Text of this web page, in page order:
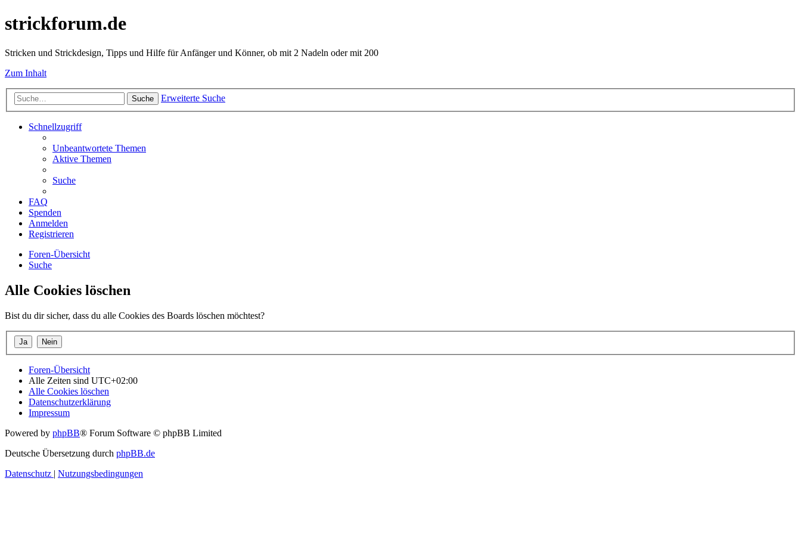
strickforum.de
Stricken und Strickdesign, Tipps und Hilfe für Anfänger und Könner, ob mit 2 Nadeln oder mit 200
Zum Inhalt
Suche Erweiterte Suche
Schnellzugriff
Unbeantwortete Themen
Aktive Themen
Suche
FAQ
Spenden
Anmelden
Registrieren
Foren-Übersicht
Suche
Alle Cookies löschen
Bist du dir sicher, dass du alle Cookies des Boards löschen möchtest?
Foren-Übersicht
Alle Zeiten sind UTC+02:00
Alle Cookies löschen
Datenschutzerklärung
Impressum
Powered by phpBB® Forum Software © phpBB Limited
Deutsche Übersetzung durch phpBB.de
Datenschutz | Nutzungsbedingungen